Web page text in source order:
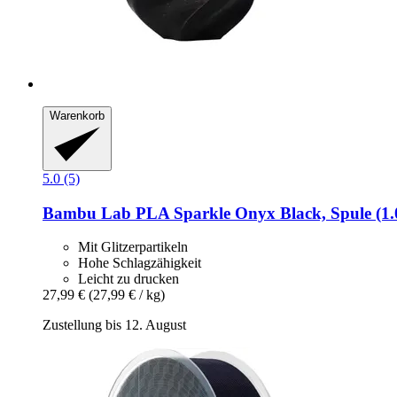
Warenkorb
5.0 (5)
Bambu Lab PLA Sparkle Onyx Black, Spule
Mit Glitzerpartikeln
Hohe Schlagzähigkeit
Leicht zu drucken
27,99 € (27,99 € / kg)
Zustellung bis 12. August